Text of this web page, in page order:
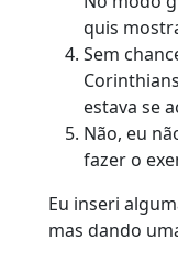
quis
Sem
estava se
Não, eu
fazer o
Eu inseri
mas dando